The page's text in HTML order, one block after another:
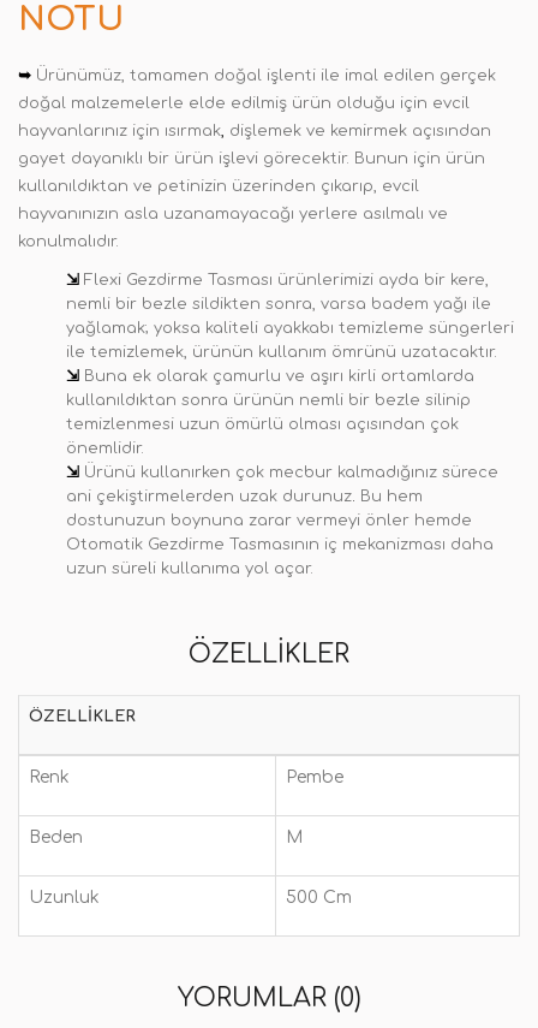
NOTU
➥ Ürünümüz, tamamen doğal işlenti ile imal edilen gerçek
doğal malzemelerle elde edilmiş ürün olduğu için evcil
hayvanlarınız için ısırmak, dişlemek ve kemirmek açısından
gayet dayanıklı bir ürün işlevi görecektir. Bunun için ürün
kullanıldıktan ve petinizin üzerinden çıkarıp, evcil
hayvanınızın asla uzanamayacağı yerlere asılmalı ve
konulmalıdır.
⇲ Flexi Gezdirme Tasması ürünlerimizi ayda bir kere,
nemli bir bezle sildikten sonra, varsa badem yağı ile
yağlamak; yoksa kaliteli ayakkabı temizleme süngerleri
ile temizlemek, ürünün kullanım ömrünü uzatacaktır.
⇲ Buna ek olarak çamurlu ve aşırı kirli ortamlarda
kullanıldıktan sonra ürünün nemli bir bezle silinip
temizlenmesi uzun ömürlü olması açısından çok
önemlidir.
⇲ Ürünü kullanırken çok mecbur kalmadığınız sürece
ani çekiştirmelerden uzak durunuz. Bu hem
dostunuzun boynuna zarar vermeyi önler hemde
Otomatik Gezdirme Tasmasının iç mekanizması daha
uzun süreli kullanıma yol açar.
ÖZELLIKLER
ÖZELLIKLER
Renk Pembe
Beden M
Uzunluk 500 Cm
YORUMLAR (0)